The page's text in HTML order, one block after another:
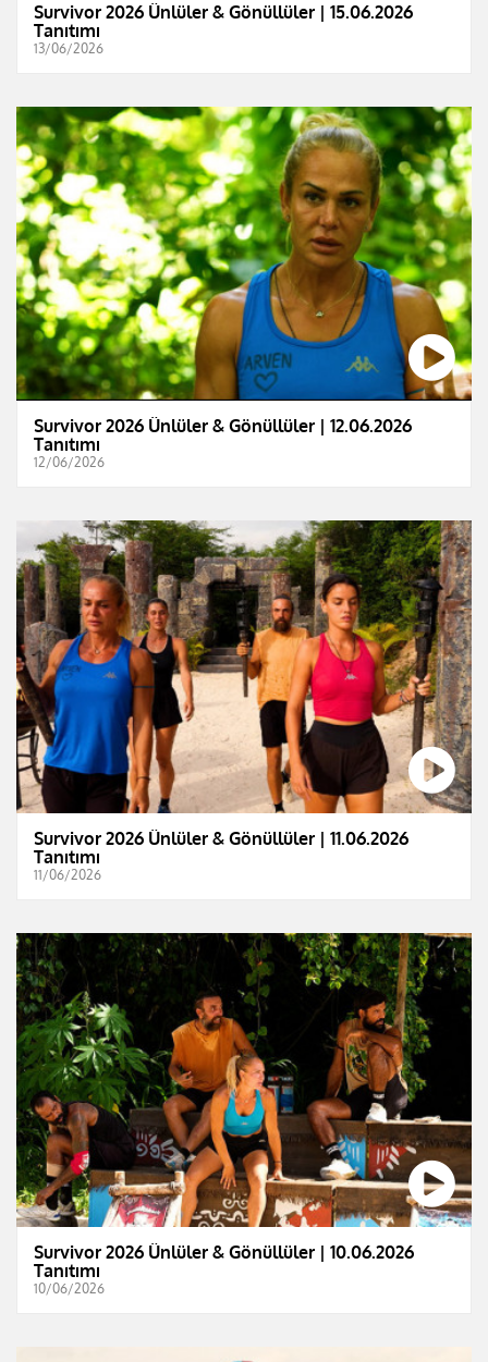
Survivor 2026 Ünlüler & Gönüllüler | 15.06.2026
Tanıtımı
13/06/2026
Survivor 2026 Ünlüler & Gönüllüler | 12.06.2026
Tanıtımı
12/06/2026
Survivor 2026 Ünlüler & Gönüllüler | 11.06.2026
Tanıtımı
11/06/2026
Survivor 2026 Ünlüler & Gönüllüler | 10.06.2026
Tanıtımı
10/06/2026